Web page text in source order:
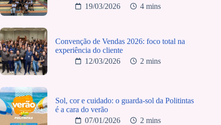
19/03/2026
4 mins
Convenção de Vendas 2026: foco total na
experiência do cliente
12/03/2026
2 mins
Sol, cor e cuidado: o guarda-sol da Politintas
é a cara do verão
07/01/2026
2 mins